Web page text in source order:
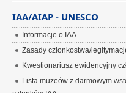
IAA/AIAP - UNESCO
Informacje o IAA
Zasady członkostwa/
Kwestionariusz ewidencyjny
Lista muzeów z darmowym